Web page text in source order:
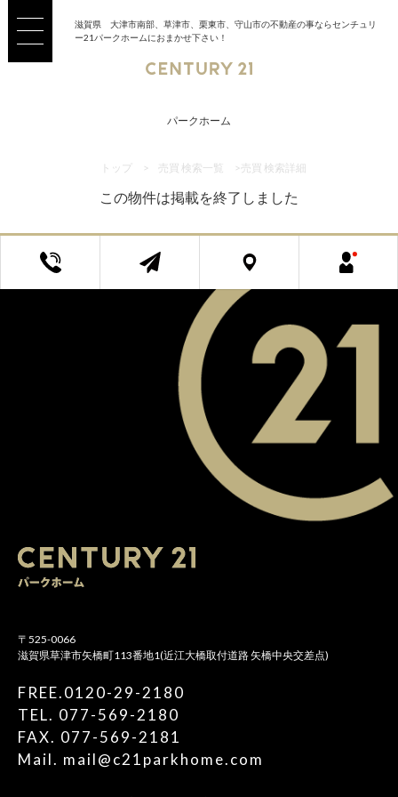
滋賀県 大津市南部、草津市、栗東市、守山市の不動産の事ならセンチュリ
ー21パークホームにおまかせ下さい！
パークホーム
トップ > 売買 検索一覧 > 売買 検索詳細
この物件は掲載を終了しました
〒525-0066
滋賀県草津市矢橋町113番地1(近江大橋取付道路 矢橋中央交差点)
FREE.0120-29-2180
TEL. 077-569-2180
FAX. 077-569-2181
Mail. mail@c21parkhome.com